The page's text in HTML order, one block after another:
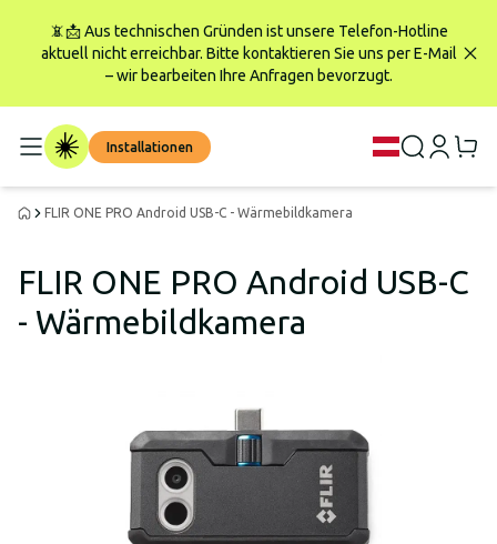
📵📩 Aus technischen Gründen ist unsere Telefon-Hotline
aktuell nicht erreichbar. Bitte kontaktieren Sie uns per E-Mail
– wir bearbeiten Ihre Anfragen bevorzugt.
Installationen
FLIR ONE PRO Android USB-C - Wärmebildkamera
FLIR ONE PRO Android USB-C
- Wärmebildkamera